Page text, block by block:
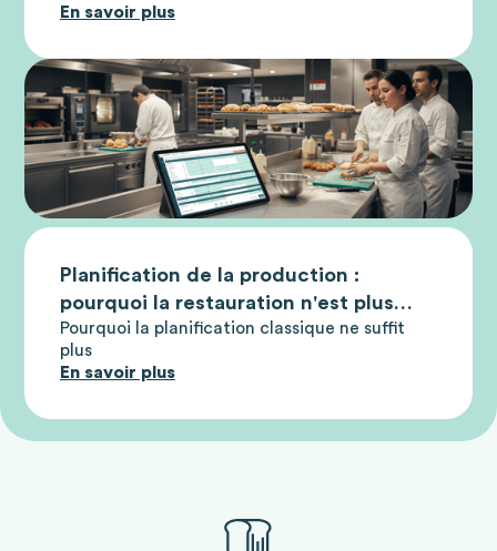
dans la restauration organisée pour
En savoir plus
Planification de la production :
pourquoi la restauration n'est plus
compétitive sans une planification
intelligente
Pourquoi la planification classique ne suffit
plus
En savoir plus